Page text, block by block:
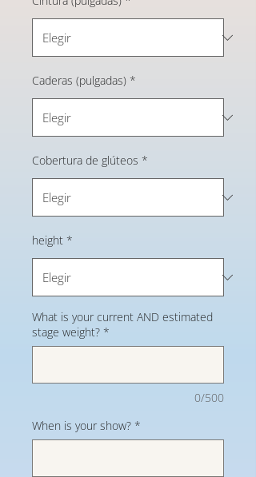
Caderas (pulgadas) *
Cobertura de glúteos *
height *
What is your current AND estimated
stage weight? *
0/500
When is your show? *